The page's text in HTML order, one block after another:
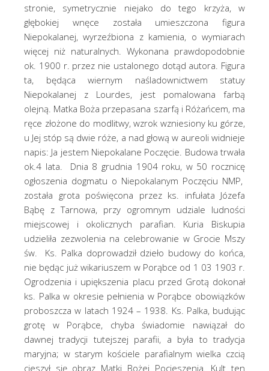
stronie, symetrycznie niejako do tego krzyża, w
głębokiej wnęce została umieszczona figura
Niepokalanej, wyrzeźbiona z kamienia, o wymiarach
więcej niż naturalnych. Wykonana prawdopodobnie
ok. 1900 r. przez nie ustalonego dotąd autora. Figura
ta, będąca wiernym naśladownictwem statuy
Niepokalanej z Lourdes, jest pomalowana farbą
olejną. Matka Boża przepasana szarfą i Różańcem, ma
ręce złożone do modlitwy, wzrok wzniesiony ku górze,
u Jej stóp są dwie róże, a nad głową w aureoli widnieje
napis: Ja jestem Niepokalane Poczęcie. Budowa trwała
ok.4 lata. Dnia 8 grudnia 1904 roku, w 50 rocznicę
ogłoszenia dogmatu o Niepokalanym Poczęciu NMP,
została grota poświęcona przez ks. infułata Józefa
Bąbę z Tarnowa, przy ogromnym udziale ludności
miejscowej i okolicznych parafian. Kuria Biskupia
udzieliła zezwolenia na celebrowanie w Grocie Mszy
św. Ks. Palka doprowadził dzieło budowy do końca,
nie będąc już wikariuszem w Porąbce od 1 03 1903 r.
Ogrodzenia i upiększenia placu przed Grotą dokonał
ks. Palka w okresie pełnienia w Porąbce obowiązków
proboszcza w latach 1924 – 1938. Ks. Palka, budując
grotę w Porąbce, chyba świadomie nawiązał do
dawnej tradycji tutejszej parafii, a była to tradycja
maryjna; w starym kościele parafialnym wielka czcią
cieszył się obraz Matki Bożej Pocieszenia. Kult ten